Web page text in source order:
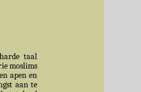
taal
moslims
apen en
aan te